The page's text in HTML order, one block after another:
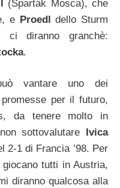
(Spartak Mosca), che
e Proedldello Sturm
diranno granchè:
.
vantare uno dei
per il futuro,
da tenere molto in
sottovalutare Ivica
2-1 di Francia ’98. Per
tutti in Austria,
diranno qualcosa alla